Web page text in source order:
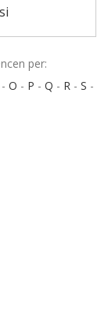
per:
- O - P - Q - R - S -